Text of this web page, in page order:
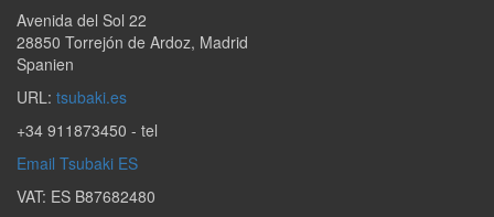
Avenida del Sol 22
28850 Torrejón de Ardoz, Madrid
Spanien
URL: tsubaki.es
+34 911873450 - tel
Email Tsubaki ES
VAT: ES B87682480